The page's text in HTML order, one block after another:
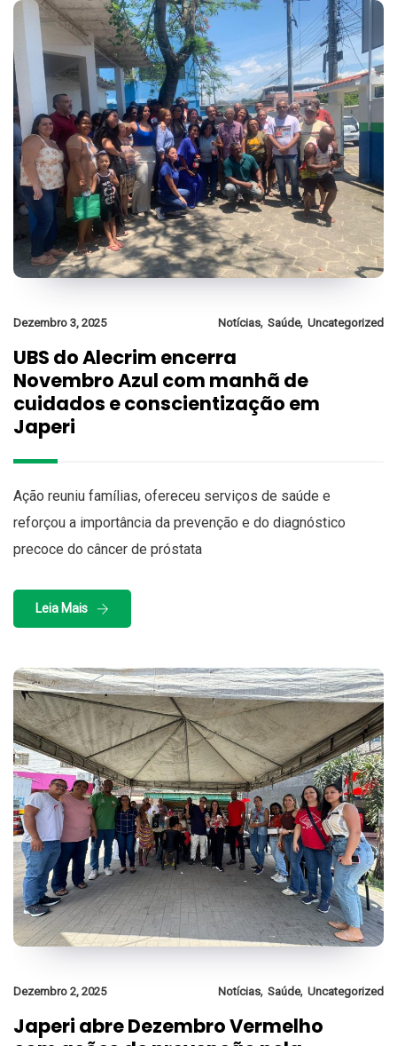
Dezembro 3, 2025 Notícias, Saúde, Uncategorized
UBS do Alecrim encerra
Novembro Azul com manhã de
cuidados e conscientização em
Japeri
Ação reuniu famílias, ofereceu serviços de saúde e
reforçou a importância da prevenção e do diagnóstico
precoce do câncer de próstata
Leia Mais
Dezembro 2, 2025 Notícias, Saúde, Uncategorized
Japeri abre Dezembro Vermelho